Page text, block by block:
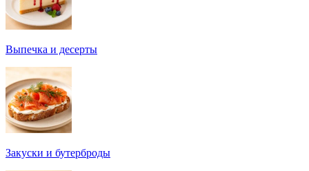
Выпечка и десерты
Закуски и бутерброды